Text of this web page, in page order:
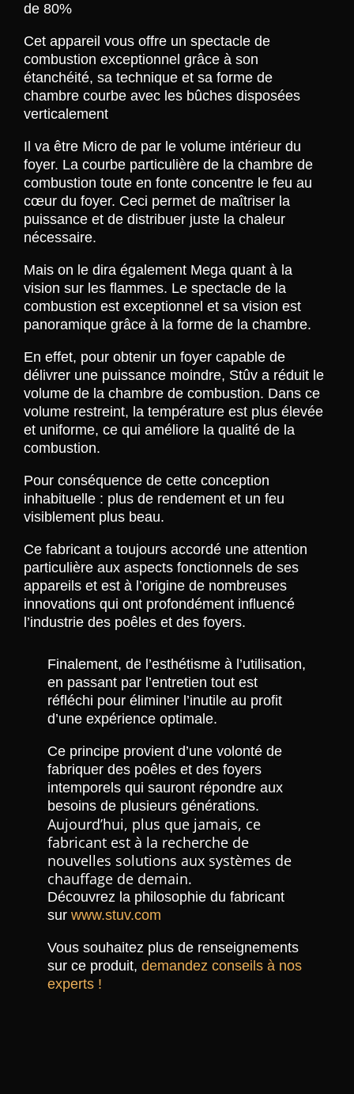
de 80%
Cet appareil vous offre un spectacle de
combustion exceptionnel grâce à son
étanchéité, sa technique et sa forme de
chambre courbe avec les bûches disposées
verticalement
Il va être Micro de par le volume intérieur du
foyer. La courbe particulière de la chambre de
combustion toute en fonte concentre le feu au
cœur du foyer. Ceci permet de maîtriser la
puissance et de distribuer juste la chaleur
nécessaire.
Mais on le dira également Mega quant à la
vision sur les flammes. Le spectacle de la
combustion est exceptionnel et sa vision est
panoramique grâce à la forme de la chambre.
En effet, pour obtenir un foyer capable de
délivrer une puissance moindre, Stûv a réduit le
volume de la chambre de combustion. Dans ce
volume restreint, la température est plus élevée
et uniforme, ce qui améliore la qualité de la
combustion.
Pour conséquence de cette conception
inhabituelle : plus de rendement et un feu
visiblement plus beau.
Ce fabricant a toujours accordé une attention
particulière aux aspects fonctionnels de ses
appareils et est à l’origine de nombreuses
innovations qui ont profondément influencé
l’industrie des poêles et des foyers.
Finalement, de l’esthétisme à l’utilisation,
en passant par l’entretien tout est
réfléchi pour éliminer l’inutile au profit
d’une expérience optimale.
Ce principe provient d’une volonté de
fabriquer des poêles et des foyers
intemporels qui sauront répondre aux
besoins de plusieurs générations.
Aujourd’hui, plus que jamais, ce
fabricant est à la recherche de
nouvelles solutions aux systèmes de
chauffage de demain.
Découvrez la philosophie du fabricant
sur www.stuv.com
Vous souhaitez plus de renseignements
sur ce produit, demandez conseils à nos
experts !